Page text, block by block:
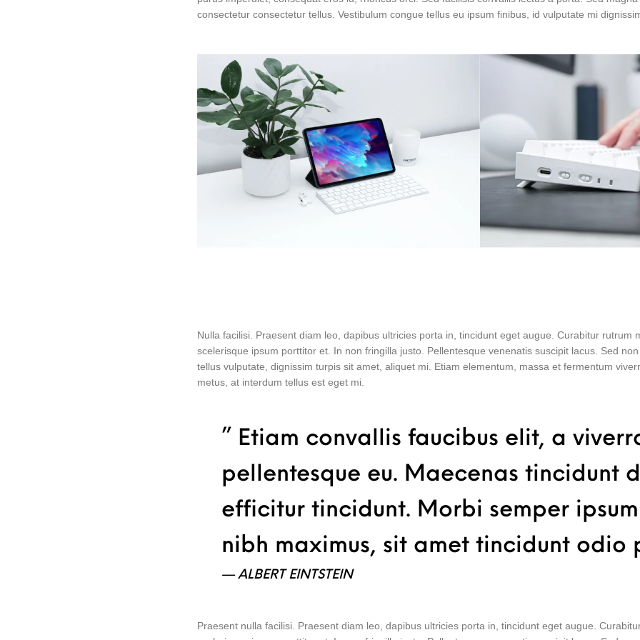
consectetur consectetur tellus. Vestibulum congue tellus eu ipsum finibus, id vulputate mi
Nulla facilisi. Praesent diam leo, dapibus ultricies porta in, tincidunt eget augue. Curabitur rutrum
scelerisque ipsum porttitor et. In non fringilla justo. Pellentesque venenatis suscipit lacus. Sed
tellus vulputate, dignissim turpis sit amet, aliquet mi. Etiam elementum, massa et fermentum
metus, at interdum tellus est eget mi.
” Etiam convallis faucibus elit, a
pellentesque eu. Maecenas tincidunt
efficitur tincidunt. Morbi semper
nibh maximus, sit amet tincidunt odio
ALBERT EINTSTEIN
Praesent nulla facilisi. Praesent diam leo, dapibus ultricies porta in, tincidunt eget augue.